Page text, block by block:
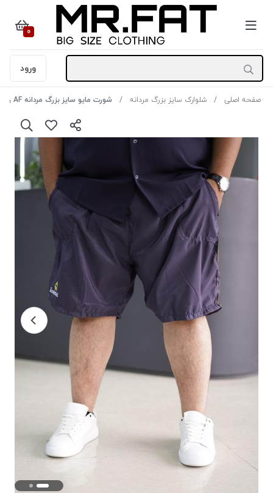
0
ورود
صفحه اصلی شلوارک سایز بزرگ مردانه شورت مایو سایز بزرگ مردانه AF رنگ طوسی سایز 5